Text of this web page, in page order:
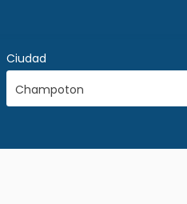
Ciudad
Champoton